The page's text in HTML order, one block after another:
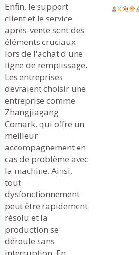
Enfin, le support
client et le service
après-vente sont des
éléments cruciaux
lors de l'achat d'une
ligne de remplissage.
Les entreprises
devraient choisir une
entreprise comme
Zhangjiagang
Comark, qui offre un
meilleur
accompagnement en
cas de problème avec
la machine. Ainsi,
tout
dysfonctionnement
peut être rapidement
résolu et la
production se
déroule sans